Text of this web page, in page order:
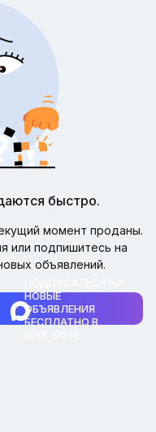
быстро.
момент проданы.
или подпишитесь на
объявлений.
НОВЫЕ
ОБЪЯВЛЕНИЯ
БЕСПЛАТНО В